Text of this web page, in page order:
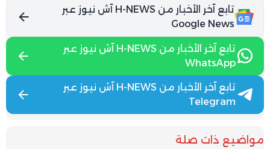
تابع آخر الأخبار من H-NEWS آش نيوز عبر
Google News
تابع آخر الأخبار من H-NEWS آش نيوز عبر
WhatsApp
تابع آخر الأخبار من H-NEWS آش نيوز عبر
Telegram
مواضيع ذات صلة